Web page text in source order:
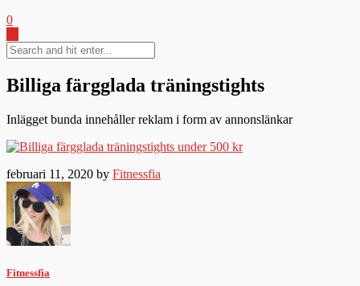
0
Billiga färgglada träningstights
Inlägget bunda innehåller reklam i form av annonslänkar
februari 11, 2020 by Fitnessfia
Fitnessfia